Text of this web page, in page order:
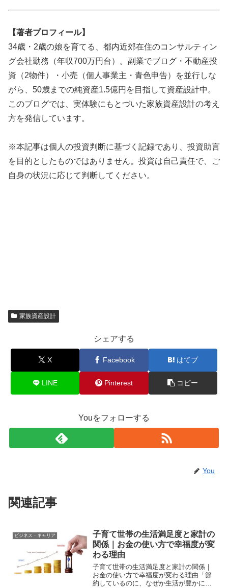
【著者プロフィール】
34歳・2歳の娘を育てる、都内近郊在住のコンサルティン
グ会社勤務（年収700万円台）。副業でブログ・不動産投
資（2物件）・小売（個人事業主・青色申告）を並行しな
がら、50歳までの純資産1.5億円を目指して資産設計中。
このブログでは、実体験にもとづいた家族資産設計の考え
方を発信しています。
※本記事は個人の投資判断に基づく記録であり、投資助言
を目的としたものではありません。投資は自己責任で、ご
自身の状況に応じて判断してください。
家族資産設計
シェアする
X Facebook はてブ
LINE Pinterest コピー
Youをフォローする
You
関連記事
ビジネス・キャリア
子育て世帯の生活満足度と家計の
関係｜お金の使い方で幸福度が変
わる理由
子育て世帯の生活満足度と家計の関係｜
お金の使い方で幸福度が変わる理由「節
約しているのに、なぜか生活が豊かに感